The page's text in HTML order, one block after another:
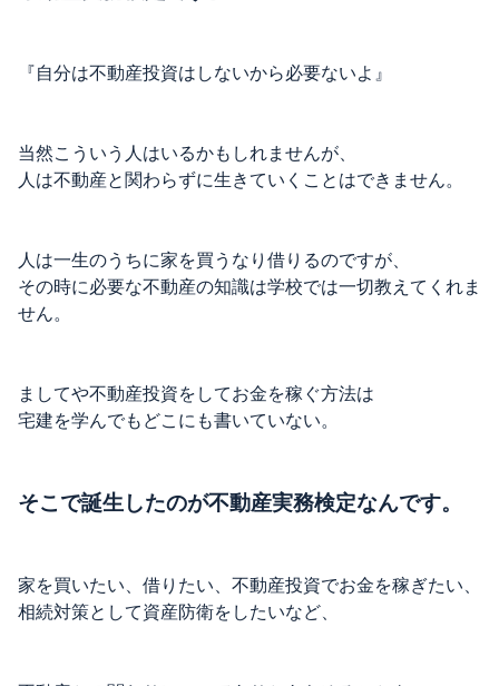
『自分は不動産投資はしないから必要ないよ』
当然こういう人はいるかもしれませんが、
人は不動産と関わらずに生きていくことはできません。
人は一生のうちに家を買うなり借りるのですが、
その時に必要な不動産の知識は学校では一切教えてくれま
せん。
ましてや不動産投資をしてお金を稼ぐ方法は
宅建を学んでもどこにも書いていない。
そこで誕生したのが不動産実務検定なんです。
家を買いたい、借りたい、不動産投資でお金を稼ぎたい、
相続対策として資産防衛をしたいなど、